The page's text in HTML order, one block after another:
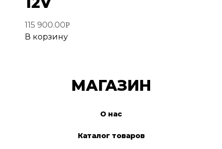
115 900.00Р
В корзину
МАГАЗИН
О нас
Каталог товаров